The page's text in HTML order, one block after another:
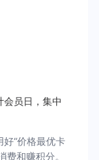
员日，集中
“价格最优卡
和赚积分。